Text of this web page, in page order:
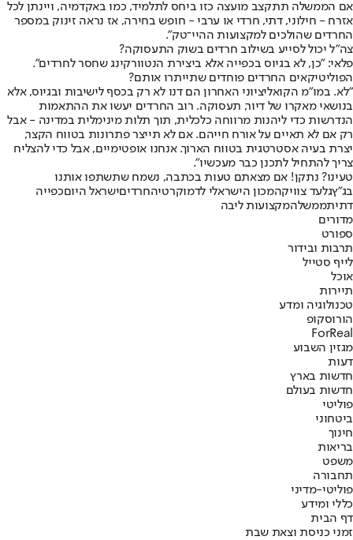
אם הממשלה תתקצב מועצה כזו ביחס לתלמיד, כמו באקדמיה, ויינתן לכל
אזרח - חילוני, דתי, חרדי או ערבי - חופש בחירה, אז נראה זינוק במספר
החרדים שהולכים למקצועות ההיי־טק".
צה"ל יכול לסייע בשילוב חרדים בשוק התעסוקה?
פלאי: "כן, לא בגיוס בכפייה אלא ביצירת הנטוורקינג שחסר לחרדים".
הפוליטיקאים החרדים פוחדים שתייתרו אותם?
"לא. במו"מ הקואליציוני האחרון הם דנו לא רק בכסף לישיבות ובגיוס, אלא
בנושאי מאקרו של דיור, תעסוקה. רוב החרדים יעשו את ההתאמות
הנדרשות כדי ליהנות מרווחה כלכלית, תוך תלות מינימלית במדינה - אבל
רק אם לא תאיים על אורח חייהם. אם לא תייצר פתרונות בטווח הקצר,
יצרת בעיה אסטרטגית בטווח הארוך. אנחנו אופטימיים, אבל כדי להצליח
צריך להתחיל לתכנן כבר מעכשיו".
טעינו? נתקן! אם מצאתם טעות בכתבה, נשמח שתשתפו אותנו
בג"ץגלעד צוויקהמכון הישראלי לדמוקרטיהחרדיםישראל היוםכפייה
דתיתממשלהמקצועות ליבה
מדורים
ספורט
תרבות ובידור
לייף סטייל
אוכל
תיירות
טכנולוגיה ומדע
הורוסקופ
ForReal
מגזין השבוע
דעות
חדשות בארץ
חדשות בעולם
פוליטי
ביטחוני
חינוך
בריאות
משפט
תחבורה
פוליטי-מדיני
כללי ומידע
דף הבית
זמני כניסת וצאת שבת